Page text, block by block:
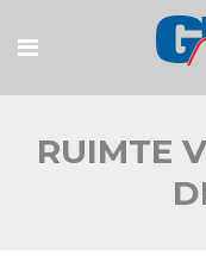
RUIMTE